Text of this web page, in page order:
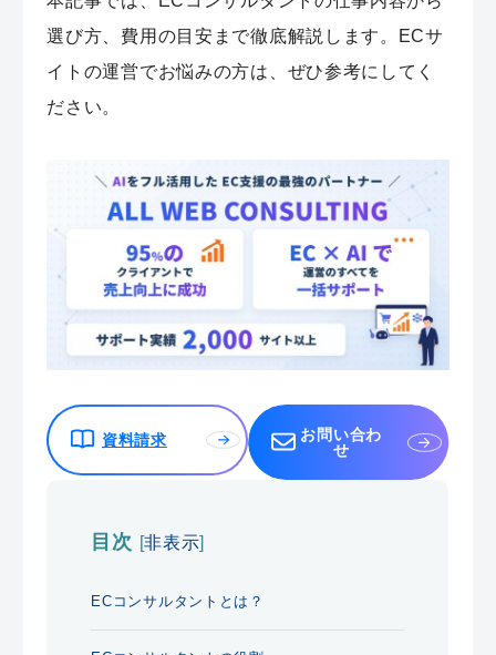
選び方、費用の目安まで徹底解説します。ECサ
イトの運営でお悩みの方は、ぜひ参考にしてく
ださい。
資料請求
お問い合わ
せ
目次 [非表示]
ECコンサルタントとは？